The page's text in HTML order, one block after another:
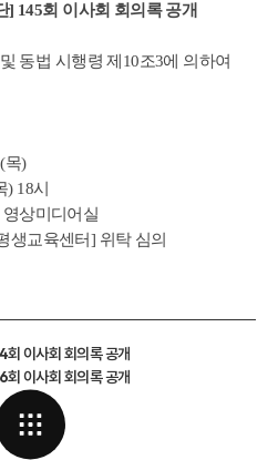
145회 이사회 회의록 공개
동법 시행령 제10조3에 의하여
목)
18시
상미디어실
생교육센터] 위탁 심의
회 이사회 회의록 공개
회 이사회 회의록 공개